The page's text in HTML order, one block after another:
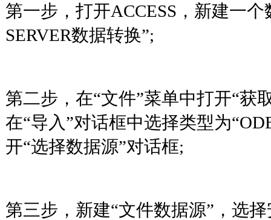
第一步，打开ACCESS，新建一
SERVER数据转换”;
第二步，在“文件”菜单中打开“获
在“导入”对话框中选择类型为
开“选择数据源”对话框;
第三步，新建“文件数据源”，选